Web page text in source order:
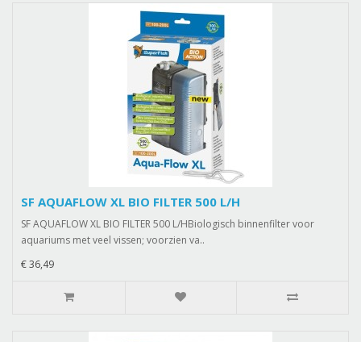
SF AQUAFLOW XL BIO FILTER 500 L/H
SF AQUAFLOW XL BIO FILTER 500 L/HBiologisch binnenfilter voor
aquariums met veel vissen; voorzien va..
€ 36,49